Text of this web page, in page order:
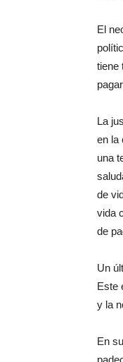
El
tiene
La
en la
una
de
vida
de
Un
Este
y la
En